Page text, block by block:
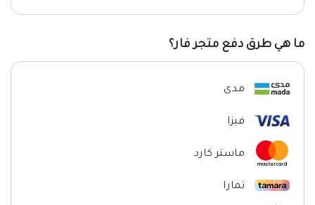
ما هي طرق دفع متجر فار؟
مدى
فيزا
ماستر كارد
تمارا